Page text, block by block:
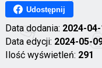
Udostępnij
Data dodania: 2024-
Data edycji: 2024-05-
Ilość wyświetleń: 291